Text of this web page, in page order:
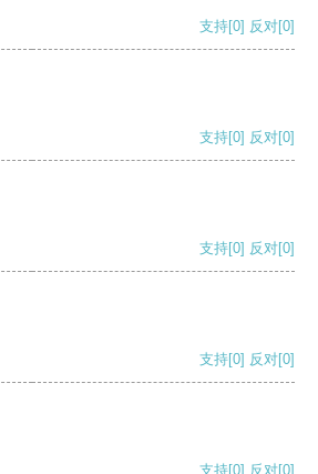
支持[0] 反对[0]
支持[0] 反对[0]
支持[0] 反对[0]
支持[0] 反对[0]
支持[0] 反对[0]